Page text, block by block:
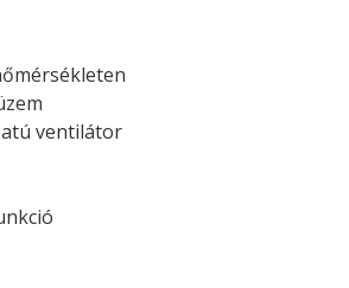
ventilátor